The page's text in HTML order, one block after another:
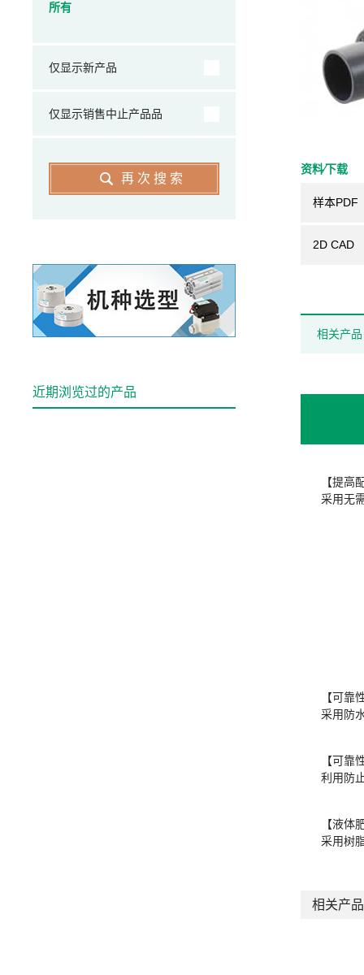
资料⁄下载
样本PDF
2D CAD
相关产品
【提高
采用无
【可靠
采用防
【可靠
利用防
【液体
采用树
相关产品
所有
仅显示新产品
仅显示销售中止产品品
再次搜索
近期浏览过的产品